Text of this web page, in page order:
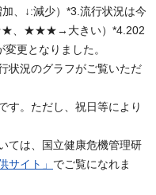
、↓:減少）*3.流行状況は今
、★★★→大きい）*4.202
更となりました。
状況のグラフがご覧いただ
す。ただし、祝日等により
ては、国立健康危機管理研
サイト」 でご覧になれま